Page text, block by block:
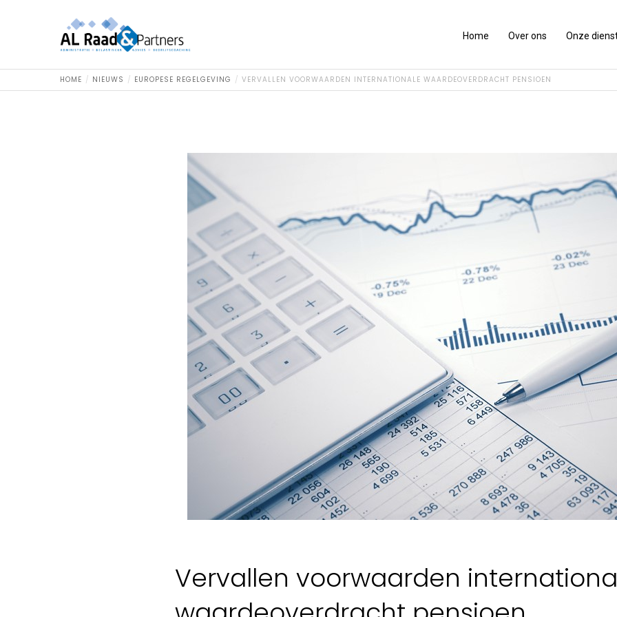
Home Over ons Onze
HOME NIEUWS EUROPESE REGELGEVING VERVALLEN VOORWAARDEN INTERNATIONALE WAARDEOVERDRACHT PENSIOEN
Vervallen voorwaarden